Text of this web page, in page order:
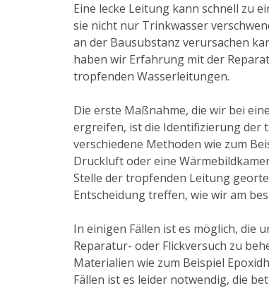
Eine lecke Leitung kann schnell zu
sie nicht nur Trinkwasser
an der Bausubstanz verursachen
haben wir Erfahrung mit der
tropfenden Wasserleitungen.
Die erste Maßnahme, die wir bei
ergreifen, ist die Identifizierung der
verschiedene Methoden wie zum
Druckluft oder eine
Stelle der tropfenden Leitung
Entscheidung treffen, wie wir am
In einigen Fällen ist es möglich, die
Reparatur- oder Flickversuch zu
Materialien wie zum Beispiel
Fällen ist es leider notwendig, die